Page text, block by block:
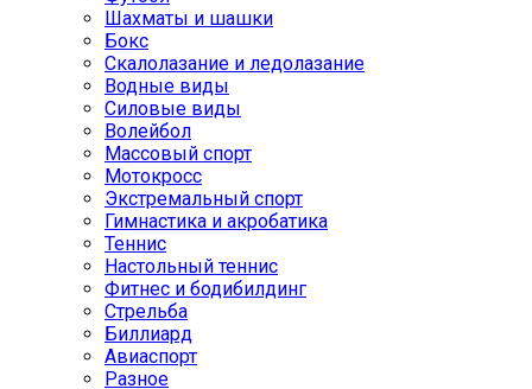
Шахматы и шашки
Бокс
Скалолазание и ледолазание
Водные виды
Силовые виды
Волейбол
Массовый спорт
Мотокросс
Экстремальный спорт
Гимнастика и акробатика
Теннис
Настольный теннис
Фитнес и бодибилдинг
Стрельба
Биллиард
Авиаспорт
Разное